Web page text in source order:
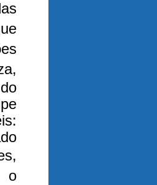
o